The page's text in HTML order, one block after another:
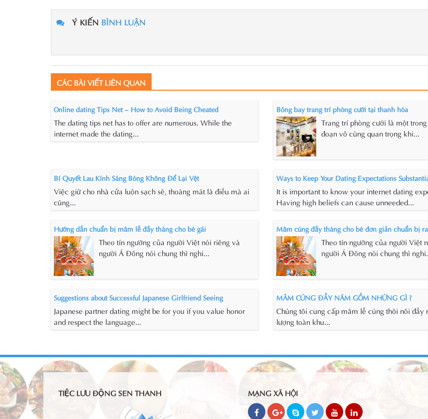
Ý KIẾN BÌNH LUẬN
CÁC BÀI VIẾT LIÊN QUAN
Online dating Tips Net – How to Avoid Being Cheated
The dating tips net has to offer are numerous. While the
internet made the dating...
Bóng bay trang trí phòng cưới tại thanh hóa
Trang trí phòng cưới là một
đoạn vô cùng quan trọng khi...
Bí Quyết Lau Kính Sáng Bóng Không Để Lại Vệt
Việc giữ cho nhà cửa luôn sạch sẽ, thoáng mát là điều mà ai
cũng...
Ways to Keep Your Dating Expectations
It is important to know your internet dating
Having high beliefs can cause unneeded...
Hướng dẫn chuẩn bị mâm lễ đầy tháng cho bé gái
Theo tín ngưỡng của người Việt nói riêng và
người Á Đông nói chung thì nghi...
Mâm cúng đầy tháng cho bé đơn giản chuẩn bị ra
Theo tín ngưỡng của người Việt
người Á Đông nói chung thì
Suggestions about Successful Japanese Girlfriend Seeing
Japanese partner dating might be for you if you value honor
and respect the language...
MÂM CÚNG ĐẦY NĂM GỒM NHỮNG GÌ ?
Chúng tôi cung cấp mâm lễ cúng thôi nôi đầy
lượng toàn khu...
TIỆC LƯU ĐỘNG SEN THANH MẠNG XÃ HỘI